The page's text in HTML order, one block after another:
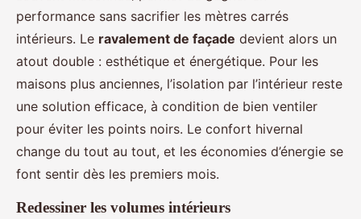
performance sans sacrifier les mètres carrés
intérieurs. Le ravalement de façade devient alors un
atout double : esthétique et énergétique. Pour les
maisons plus anciennes, l’isolation par l’intérieur reste
une solution efficace, à condition de bien ventiler
pour éviter les points noirs. Le confort hivernal
change du tout au tout, et les économies d’énergie se
font sentir dès les premiers mois.
Redessiner les volumes intérieurs